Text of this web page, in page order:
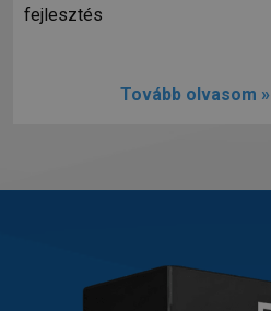
fejlesztés
Tovább olvasom »